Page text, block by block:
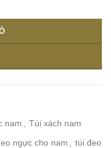
nam
Túi xách nam
ngực cho nam
túi đeo